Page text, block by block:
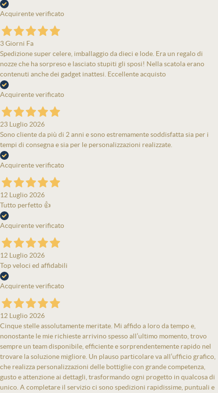
Acquirente verificato
3 Giorni Fa
Spedizione super celere, imballaggio da dieci e lode. Era un regalo di
nozze che ha sorpreso e lasciato stupiti gli sposi! Nella scatola erano
contenuti anche dei gadget inattesi. Eccellente acquisto
Acquirente verificato
23 Luglio 2026
Sono cliente da più di 2 anni e sono estremamente soddisfatta sia per i
tempi di consegna e sia per le personalizzazioni realizzate.
Acquirente verificato
12 Luglio 2026
Tutto perfetto 👍
Acquirente verificato
12 Luglio 2026
Top veloci ed affidabili
Acquirente verificato
12 Luglio 2026
Cinque stelle assolutamente meritate. Mi affido a loro da tempo e,
nonostante le mie richieste arrivino spesso all’ultimo momento, trovo
sempre un team disponibile, efficiente e sorprendentemente rapido nel
trovare la soluzione migliore. Un plauso particolare va all’ufficio grafico,
che realizza personalizzazioni delle bottiglie con grande competenza,
gusto e attenzione ai dettagli, trasformando ogni progetto in qualcosa di
unico. A completare il servizio ci sono spedizioni rapidissime, puntuali e